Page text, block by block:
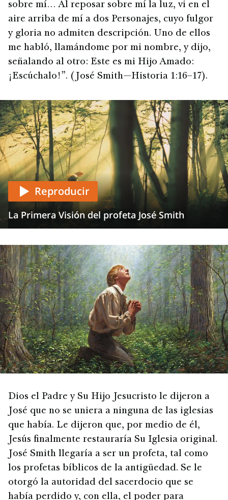
sobre mí… Al reposar sobre mí la luz, vi en el
aire arriba de mí a dos Personajes, cuyo fulgor
y gloria no admiten descripción. Uno de ellos
me habló, llamándome por mi nombre, y dijo,
señalando al otro: Este es mi Hijo Amado:
¡Escúchalo!”. (José Smith—Historia 1:16–17).
Reproducir
La Primera Visión del profeta José Smith
Dios el Padre y Su Hijo Jesucristo le dijeron a
José que no se uniera a ninguna de las iglesias
que había. Le dijeron que, por medio de él,
Jesús finalmente restauraría Su Iglesia original.
José Smith llegaría a ser un profeta, tal como
los profetas bíblicos de la antigüedad. Se le
otorgó la autoridad del sacerdocio que se
había perdido y, con ella, el poder para